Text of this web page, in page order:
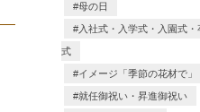
母の日
入社式・入学式・入園式・
式
イメージ「季節の花材で」
就任御祝い・昇進御祝い